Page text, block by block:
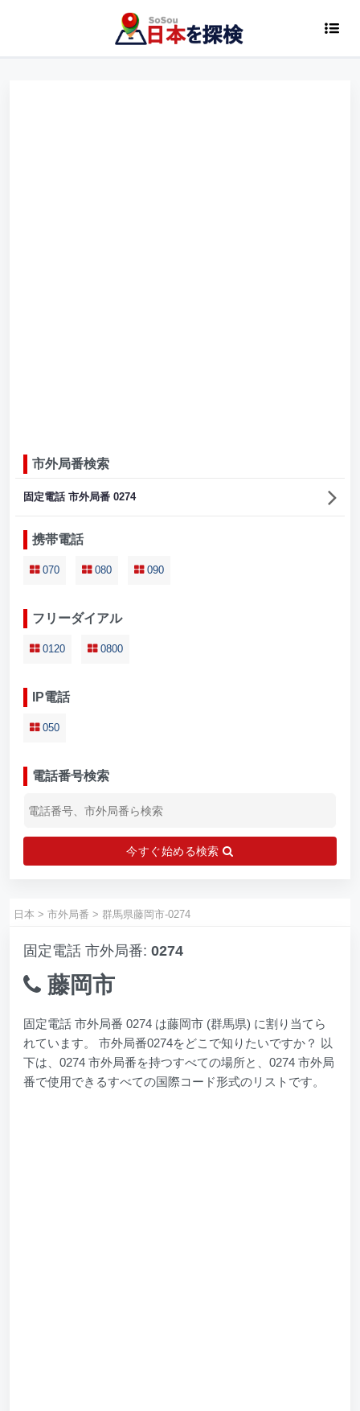
市外局番検索
固定電話 市外局番 0274
携帯電話
070 080 090
フリーダイアル
0120 0800
IP電話
050
電話番号検索
今すぐ始める検索
日本 > 市外局番 > 群馬県藤岡市-0274
固定電話 市外局番: 0274
藤岡市
固定電話 市外局番 0274 は藤岡市 (群馬県) に割り当てら
れています。 市外局番0274をどこで知りたいですか？ 以
下は、0274 市外局番を持つすべての場所と、0274 市外局
番で使用できるすべての国際コード形式のリストです。